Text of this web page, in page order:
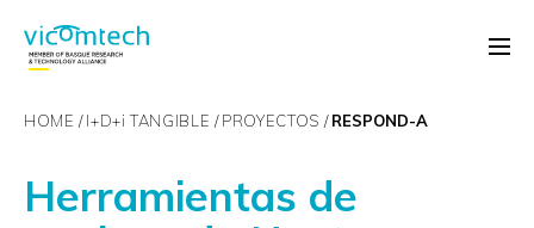
HOME I+D+i TANGIBLE PROYECTOS RESPOND-A
Herramientas de